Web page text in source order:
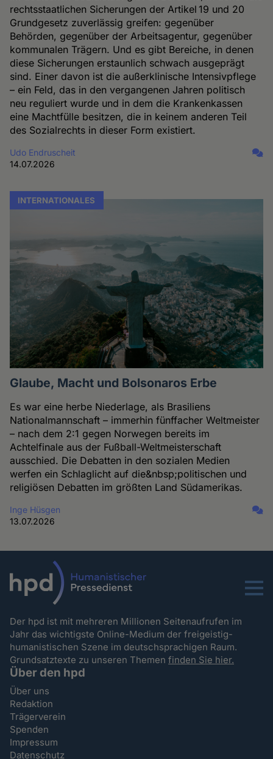
rechtsstaatlichen Sicherungen der Artikel 19 und 20
Grundgesetz zuverlässig greifen: gegenüber
Behörden, gegenüber der Arbeitsagentur, gegenüber
kommunalen Trägern. Und es gibt Bereiche, in denen
diese Sicherungen erstaunlich schwach ausgeprägt
sind. Einer davon ist die außerklinische Intensivpflege
– ein Feld, das in den vergangenen Jahren politisch
neu reguliert wurde und in dem die Krankenkassen
eine Machtfülle besitzen, die in keinem anderen Teil
des Sozialrechts in dieser Form existiert.
Udo Endruscheit
14.07.2026
INTERNATIONALES
Glaube, Macht und Bolsonaros Erbe
Es war eine herbe Niederlage, als Brasiliens
Nationalmannschaft – immerhin fünffacher Weltmeister
– nach dem 2:1 gegen Norwegen bereits im
Achtelfinale aus der Fußball-Weltmeisterschaft
ausschied. Die Debatten in den sozialen Medien
werfen ein Schlaglicht auf die&nbsp;politischen und
religiösen Debatten im größten Land Südamerikas.
Inge Hüsgen
13.07.2026
Menu
Der hpd ist mit mehreren Millionen Seitenaufrufen im
Jahr das wichtigste Online-Medium der freigeistig-
humanistischen Szene im deutschsprachigen Raum.
Grundsatztexte zu unseren Themenfinden Sie hier.
Über den hpd
Über uns
Redaktion
Trägerverein
Spenden
Impressum
Datenschutz